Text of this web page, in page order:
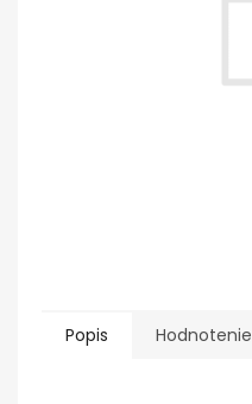
Popis Hodnotenie